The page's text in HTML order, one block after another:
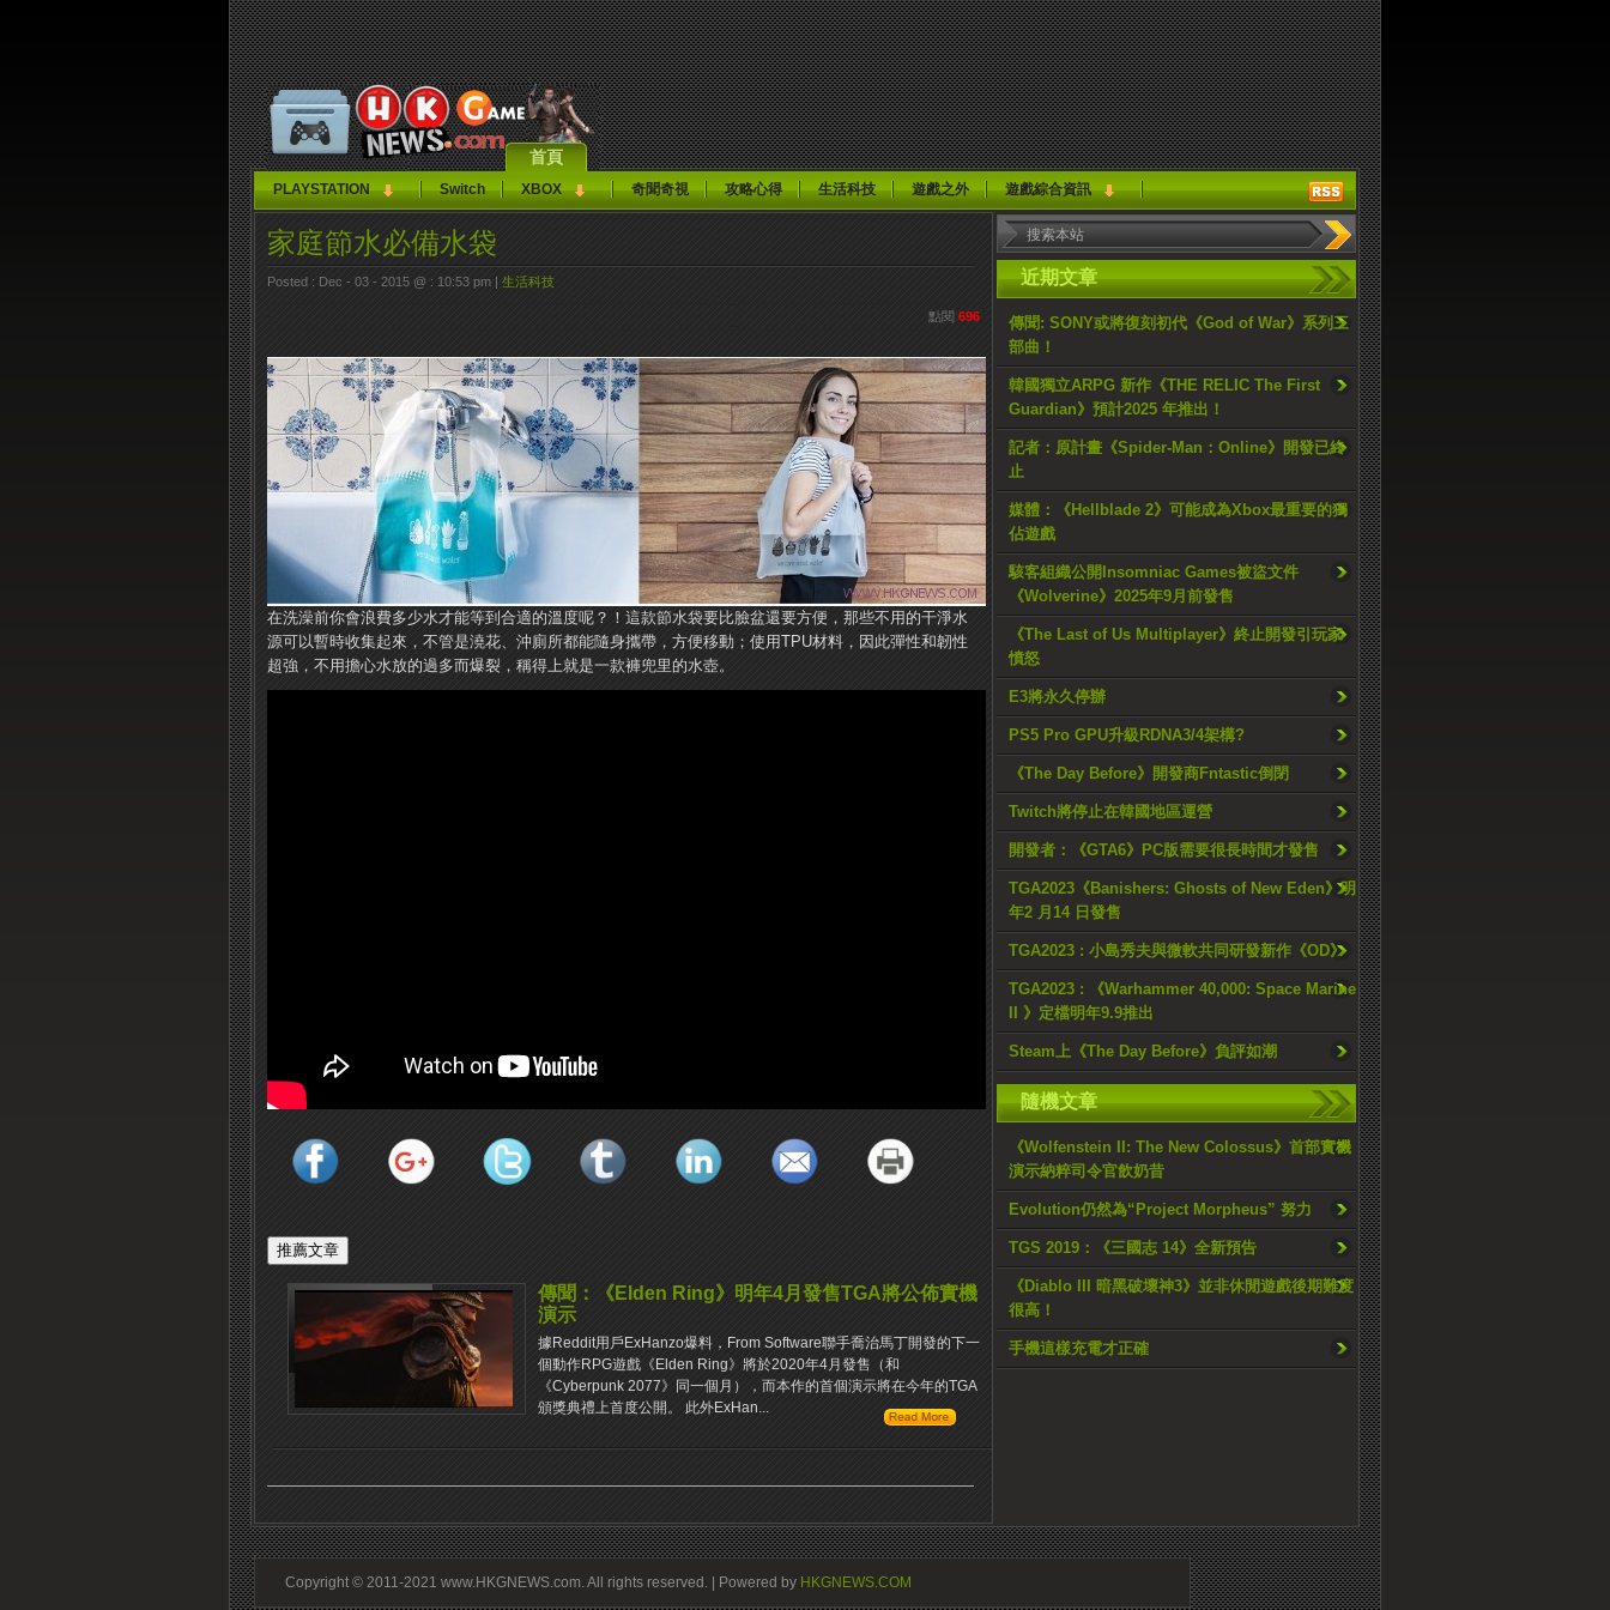
首頁
PLAYSTATION Switch XBOX 奇聞奇視 攻略心得 生活科技 遊戲之外 遊戲綜合資訊
近期文章
傳聞: SONY或將復刻初代《God of War》系列三
部曲！
韓國獨立ARPG 新作《THE RELIC The First
Guardian》預計2025 年推出！
記者：原計畫《Spider-Man：Online》開發已終
止
媒體：《Hellblade 2》可能成為Xbox最重要的獨
佔遊戲
駭客組織公開Insomniac Games被盜文件
《Wolverine》2025年9月前發售
《The Last of Us Multiplayer》終止開發引玩家
憤怒
E3將永久停辦
PS5 Pro GPU升級RDNA3/4架構?
《The Day Before》開發商Fntastic倒閉
Twitch將停止在韓國地區運營
開發者：《GTA6》PC版需要很長時間才發售
TGA2023《Banishers: Ghosts of New Eden》明
年2 月14 日發售
TGA2023 : 小島秀夫與微軟共同研發新作《OD》
TGA2023 : 《Warhammer 40,000: Space Marine
II 》定檔明年9.9推出
Steam上《The Day Before》負評如潮
隨機文章
《Wolfenstein II: The New Colossus》首部實機
演示納粹司令官飲奶昔
Evolution仍然為“Project Morpheus” 努力
TGS 2019：《三國志 14》全新預告
《Diablo III 暗黑破壞神3》並非休閒遊戲後期難度
很高！
手機這樣充電才正確
家庭節水必備水袋
Posted : Dec - 03 - 2015 @ : 10:53 pm | 生活科技
點閱 696
在洗澡前你會浪費多少水才能等到合適的溫度呢？！這款節水袋要比臉盆還要方便，那些不用的干淨水
源可以暫時收集起來，不管是澆花、沖廁所都能隨身攜帶，方便移動；使用TPU材料，因此彈性和韌性
超強，不用擔心水放的過多而爆裂，稱得上就是一款褲兜里的水壺。
傳聞：《Elden Ring》明年4月發售TGA將公佈實機
演示
據Reddit用戶ExHanzo爆料，From Software聯手喬治馬丁開發的下一
個動作RPG遊戲《Elden Ring》將於2020年4月發售（和
《Cyberpunk 2077》同一個月），而本作的首個演示將在今年的TGA
頒獎典禮上首度公開。 此外ExHan...
Copyright © 2011-2021 www.HKGNEWS.com. All rights reserved. | Powered by HKGNEWS.COM